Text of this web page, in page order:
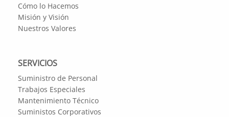
Cómo lo Hacemos
Misión y Visión
Nuestros Valores
SERVICIOS
Suministro de Personal
Trabajos Especiales
Mantenimiento Técnico
Suministos Corporativos